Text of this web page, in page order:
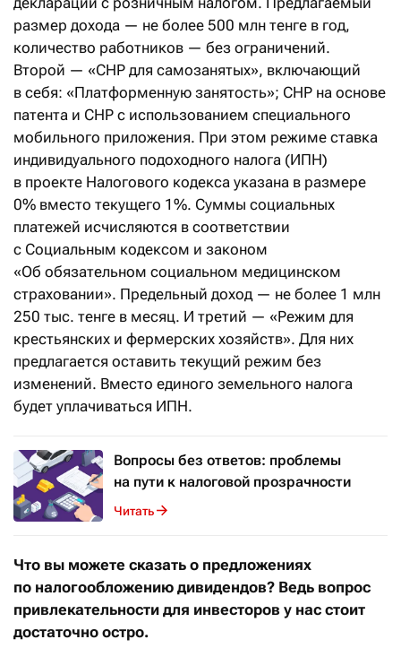
размер дохода — не более 500 млн тенге в год,
количество работников — без ограничений.
Второй — «СНР для самозанятых», включающий
в себя: «Платформенную занятость»; СНР на основе
патента и СНР с использованием специального
мобильного приложения. При этом режиме ставка
индивидуального подоходного налога (ИПН)
в проекте Налогового кодекса указана в размере
0% вместо текущего 1%. Суммы социальных
платежей исчисляются в соответствии
с Социальным кодексом и законом
«Об обязательном социальном медицинском
страховании». Предельный доход — не более 1 млн
250 тыс. тенге в месяц. И третий — «Режим для
крестьянских и фермерских хозяйств». Для них
предлагается оставить текущий режим без
изменений. Вместо единого земельного налога
будет уплачиваться ИПН.
Вопросы без ответов: проблемы
на пути к налоговой прозрачности
Читать
Что вы можете сказать о предложениях
по налогообложению дивидендов? Ведь вопрос
привлекательности для инвесторов у нас стоит
достаточно остро.